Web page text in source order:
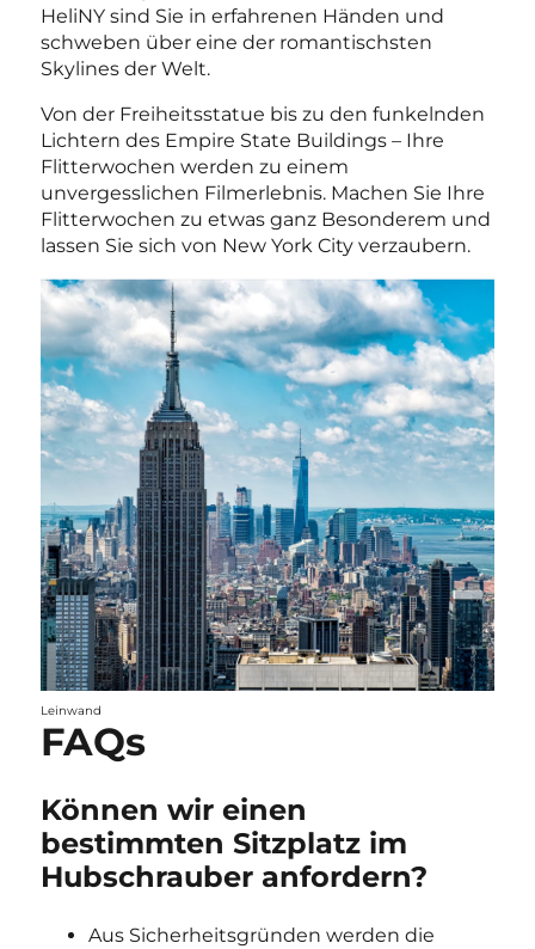
HeliNY sind Sie in erfahrenen Händen und
schweben über eine der romantischsten
Skylines der Welt.
Von der Freiheitsstatue bis zu den funkelnden
Lichtern des Empire State Buildings – Ihre
Flitterwochen werden zu einem
unvergesslichen Filmerlebnis. Machen Sie Ihre
Flitterwochen zu etwas ganz Besonderem und
lassen Sie sich von New York City verzaubern.
Leinwand
FAQs
Können wir einen
bestimmten Sitzplatz im
Hubschrauber anfordern?
Aus Sicherheitsgründen werden die